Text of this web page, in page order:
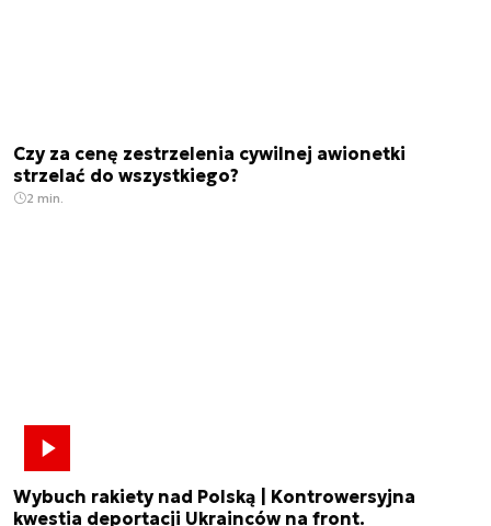
Czy za cenę zestrzelenia cywilnej awionetki
strzelać do wszystkiego?
2 min.
Wybuch rakiety nad Polską | Kontrowersyjna
kwestia deportacji Ukrainców na front.